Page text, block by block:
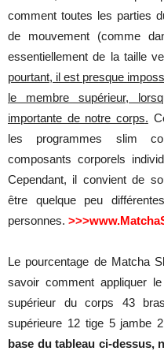
comment toutes les parties
de mouvement (comme
essentiellement de la taille
pourtant, il est presque
le membre supérieur,
importante de notre corps.
les
programmes slim
composants corporels
Cependant, il convientde
être
quelque peu différentes
personnes.
Le pourcentage de Matcha
savoir comment appliquer le
supérieur
du corps 43
supérieure 12 tige5 jambe
base du tableau ci-dessus,